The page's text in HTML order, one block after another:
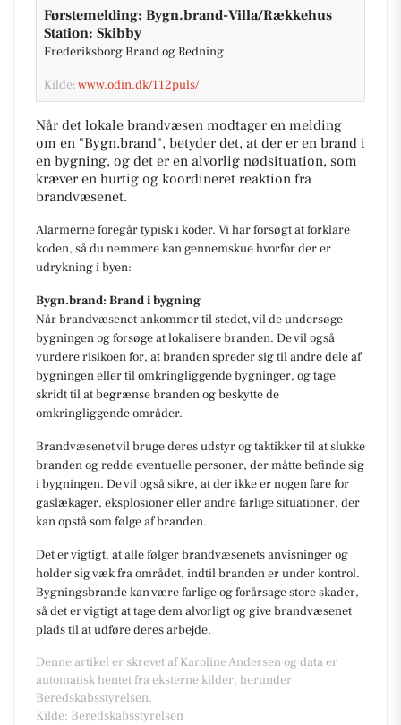
Førstemelding: Bygn.brand-Villa/Rækkehus
Station: Skibby
Frederiksborg Brand og Redning
Kilde:www.odin.dk/112puls/
Når det lokale brandvæsen modtager en melding
om en "Bygn.brand", betyder det, at der er en brand i
en bygning, og det er en alvorlig nødsituation, som
kræver en hurtig og koordineret reaktion fra
brandvæsenet.
Alarmerne foregår typisk i koder. Vi har forsøgt at forklare
koden, så du nemmere kan gennemskue hvorfor der er
udrykning i byen:
Bygn.brand: Brand i bygning
Når brandvæsenet ankommer til stedet, vil de undersøge
bygningen og forsøge at lokalisere branden. De vil også
vurdere risikoen for, at branden spreder sig til andre dele af
bygningen eller til omkringliggende bygninger, og tage
skridt til at begrænse branden og beskytte de
omkringliggende områder.
Brandvæsenet vil bruge deres udstyr og taktikker til at slukke
branden og redde eventuelle personer, der måtte befinde sig
i bygningen. De vil også sikre, at der ikke er nogen fare for
gaslækager, eksplosioner eller andre farlige situationer, der
kan opstå som følge af branden.
Det er vigtigt, at alle følger brandvæsenets anvisninger og
holder sig væk fra området, indtil branden er under kontrol.
Bygningsbrande kan være farlige og forårsage store skader,
så det er vigtigt at tage dem alvorligt og give brandvæsenet
plads til at udføre deres arbejde.
Denne artikel er skrevet af Karoline Andersen og data er
automatisk hentet fra eksterne kilder, herunder
Beredskabsstyrelsen.
Kilde: Beredskabsstyrelsen